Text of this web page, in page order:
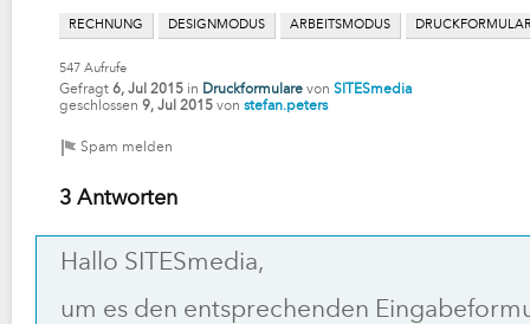
RECHNUNG DESIGNMODUS ARBEITSMODUS
547 Aufrufe
Gefragt 6, Jul 2015 in Druckformulare von SITESmedia
geschlossen 9, Jul 2015 von stefan.peters
3 Antworten
Hallo SITESmedia,
um es den entsprechenden